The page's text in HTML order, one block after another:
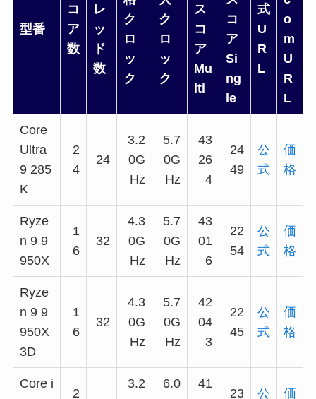
型番
コ
ア
数
レ
ッ
ド
数
ク
ロ
ッ
ク
ク
ロ
ッ
ク
ス
コ
ア
Mu
lti
コ
ア
Si
ng
le
式
U
R
L
o
m
U
R
L
Core
Ultra
9 285
K
2
4
24
3.2
0G
Hz
5.7
0G
Hz
43
26
4
24
49
公
式
価
格
Ryze
n 9 9
950X
1
6
32
4.3
0G
Hz
5.7
0G
Hz
43
01
6
22
54
公
式
価
格
Ryze
n 9 9
950X
3D
1
6
32
4.3
0G
Hz
5.7
0G
Hz
42
04
3
22
45
公
式
価
格
Core i
2
3.2
6.0
41
23
公
価